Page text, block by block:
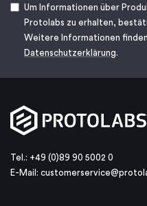
Um Informationen über
Protolabs zu erhalten,
Weitere Informationen
Datenschutzerklärung.
Tel.: +49 (0)89 90 5002 0
E-Mail: